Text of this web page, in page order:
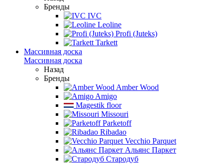
Бренды
IVC
Leoline
Profi (Juteks)
Tarkett
Массивная доска
Массивная доска
Назад
Бренды
Amber Wood
Amigo
Magestik floor
Missouri
Parketoff
Ribadao
Vecchio Parquet
Альянс Паркет
Стародуб